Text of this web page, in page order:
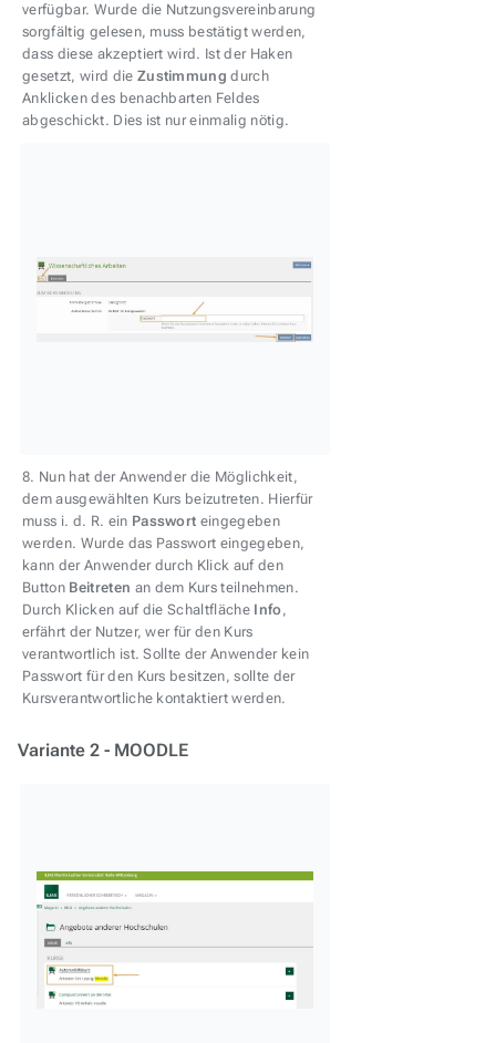
verfügbar. Wurde die Nutzungsvereinbarung
sorgfältig gelesen, muss bestätigt werden,
dass diese akzeptiert wird. Ist der Haken
gesetzt, wird die Zustimmung durch
Anklicken des benachbarten Feldes
abgeschickt. Dies ist nur einmalig nötig.
8. Nun hat der Anwender die Möglichkeit,
dem ausgewählten Kurs beizutreten. Hierfür
muss i. d. R. ein Passwort eingegeben
werden. Wurde das Passwort eingegeben,
kann der Anwender durch Klick auf den
Button Beitreten an dem Kurs teilnehmen.
Durch Klicken auf die Schaltfläche Info,
erfährt der Nutzer, wer für den Kurs
verantwortlich ist. Sollte der Anwender kein
Passwort für den Kurs besitzen, sollte der
Kursverantwortliche kontaktiert werden.
Variante 2 - MOODLE